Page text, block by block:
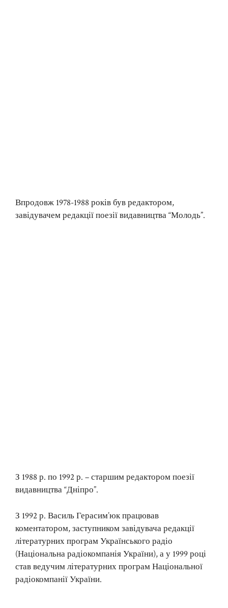
Впродовж 1978-1988 років був редактором,
завідувачем редакції поезії видавництва “Молодь”.
З 1988 р. по 1992 р. – старшим редактором поезії
видавництва “Дніпро”.
З 1992 р. Василь Герасим’юк працював
коментатором, заступником завідувача редакції
літературних програм Українського радіо
(Національна радіокомпанія України), а у 1999 році
став ведучим літературних програм Національної
радіокомпанії України.